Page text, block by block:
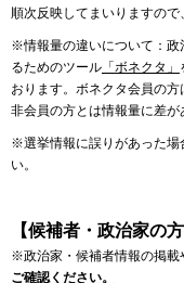
順次反映してまいりますので
※情報量の違いについて：政
るためのツール 「ボネクタ」
おります。ボネクタ会員の方
非会員の方とは情報量に差が
※選挙情報に誤りがあった場
い。
【候補者・政治家の方
※政治家・候補者情報の掲載
ご確認ください。